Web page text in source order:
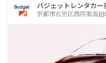
バジェットレンタカ
京都市右京区西院南高田